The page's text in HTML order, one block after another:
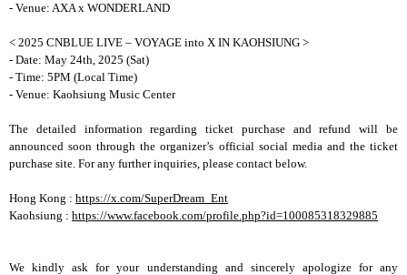
- Venue: AXA x WONDERLAND
< 2025 CNBLUE LIVE – VOYAGE into X IN KAOHSIUNG >
- Date: May 24th, 2025 (Sat)
- Time: 5PM (Local Time)
- Venue: Kaohsiung Music Center
The detailed information regarding ticket purchase and refund will be
announced soon through the organizer’s official social media and the ticket
purchase site. For any further inquiries, please contact below.
Hong Kong : https://x.com/SuperDream_Ent
Kaohsiung : https://www.facebook.com/profile.php?id=100085318329885
We kindly ask for your understanding and sincerely apologize for any